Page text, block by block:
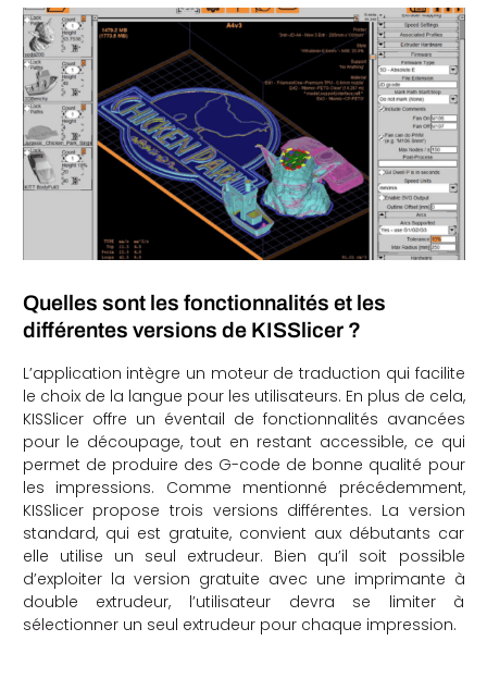
Quelles sont les fonctionnalités et les
différentes versions de KISSlicer ?
L’application intègre un moteur de traduction qui facilite
le choix de la langue pour les utilisateurs. En plus de cela,
KISSlicer offre un éventail de fonctionnalités avancées
pour le découpage, tout en restant accessible, ce qui
permet de produire des G-code de bonne qualité pour
les impressions. Comme mentionné précédemment,
KISSlicer propose trois versions différentes. La version
standard, qui est gratuite, convient aux débutants car
elle utilise un seul extrudeur. Bien qu’il soit possible
d’exploiter la version gratuite avec une imprimante à
double extrudeur, l’utilisateur devra se limiter à
sélectionner un seul extrudeur pour chaque impression.